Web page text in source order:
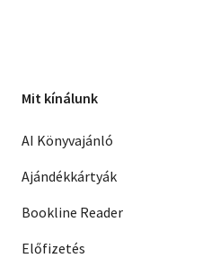
Mit kínálunk
AI Könyvajánló
Ajándékkártyák
Bookline Reader
Előfizetés